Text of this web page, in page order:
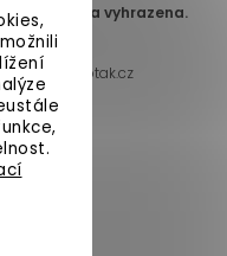
práva vyhrazena.
Shoptak.cz